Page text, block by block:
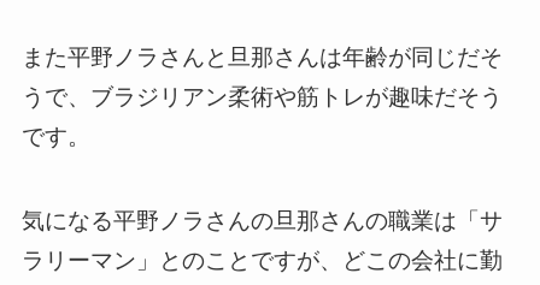
また平野ノラさんと旦那さんは年齢が同じだそ
うで、ブラジリアン柔術や筋トレが趣味だそう
です。
気になる平野ノラさんの旦那さんの職業は「サ
ラリーマン」とのことですが、どこの会社に勤